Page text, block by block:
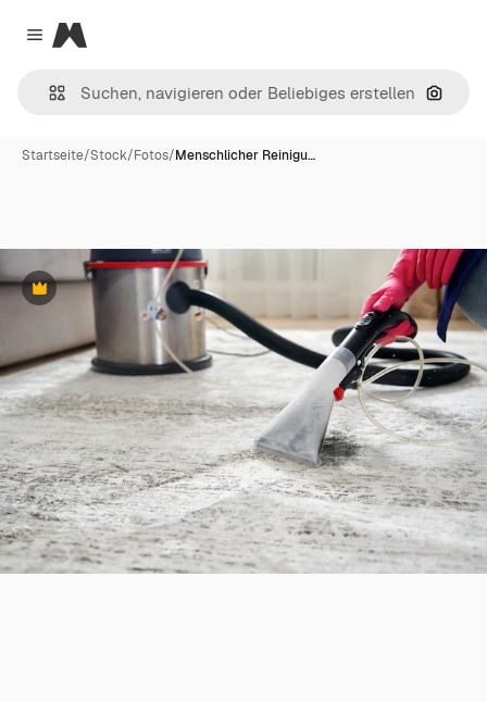
Close menu
Magnific
Nach
Startseite/Stock/Fotos/Menschlicher Reinigu…
Premium